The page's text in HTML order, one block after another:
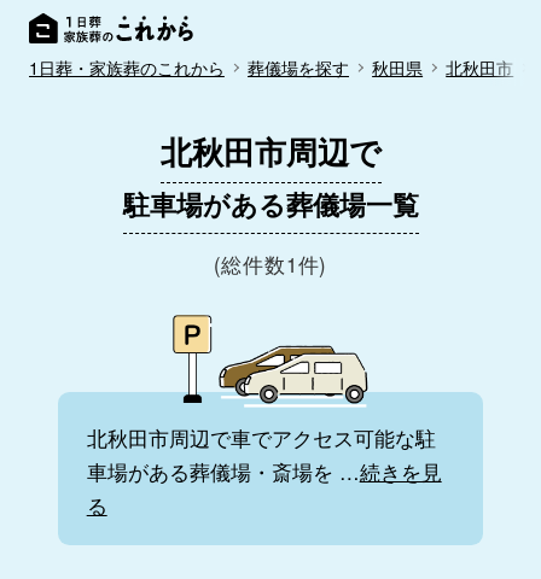
1日葬・家族葬のこれから 葬儀場を探す 秋田県 北秋田市
北秋田市周辺で
駐車場がある葬儀場一覧
(総件数1件)
北秋田市周辺で車でアクセス可能な駐
車場がある葬儀場・斎場を …続きを見
る